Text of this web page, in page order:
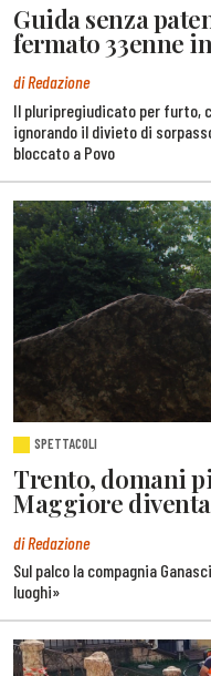
Guida senza
fermato 33enne
di Redazione
Il pluripregiudicato per furto,
ignorando il divieto di
bloccato a Povo
SPETTACOLI
Trento, domani
Maggiore
di Redazione
Sul palco la compagnia
luoghi»